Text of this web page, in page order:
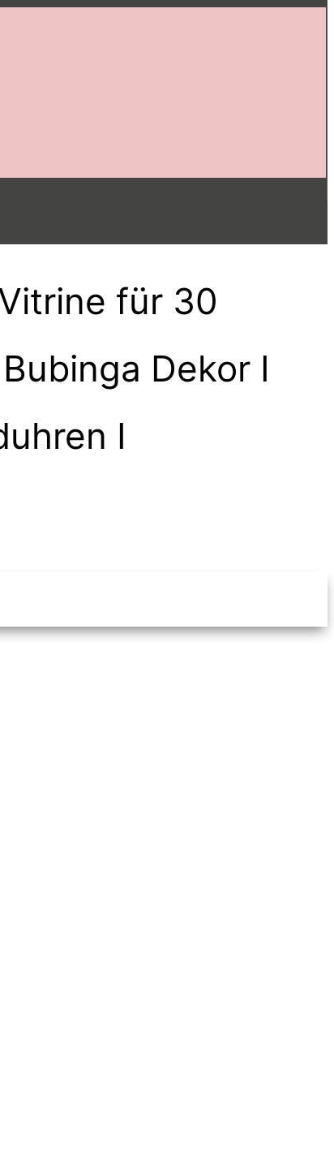
für 30
Dekor I
I